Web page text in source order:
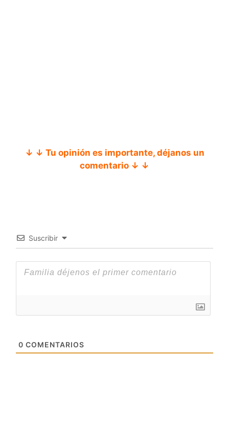
↓ ↓ Tu opinión es importante, déjanos un
comentario ↓ ↓
Suscribir
0 COMENTARIOS